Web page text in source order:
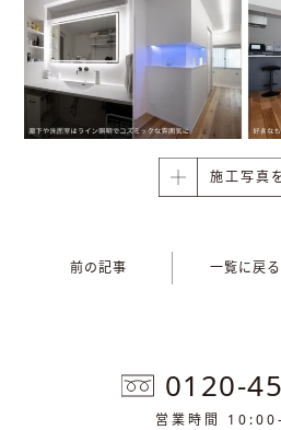
施工写真
前の記事 一覧に戻る
0120-
営業時間